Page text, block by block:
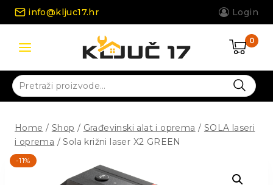
Skip
info@kljuc17.hr Login
0
Pretraži:
Home / Shop / Građevinski alat i oprema / SOLA laseri
i oprema / Sola križni laser X2 GREEN
-11%